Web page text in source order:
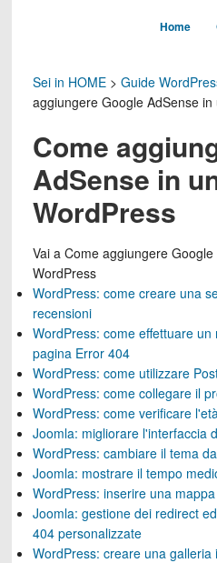
Home
Sei in HOME> Guide
aggiungere Google AdSense
Come
AdSense in
WordPress
Vai a Come aggiungere
WordPress
WordPress: come creare una
recensioni
WordPress: come effettuare
pagina Error 404
WordPress: come utilizzare
WordPress: come collegare il
WordPress: come verificare
Joomla: migliorare l'interfaccia
WordPress: cambiare il tema
Joomla: mostrare il tempo
WordPress: inserire una
Joomla: gestione dei redirect
404 personalizzate
WordPress: creare una